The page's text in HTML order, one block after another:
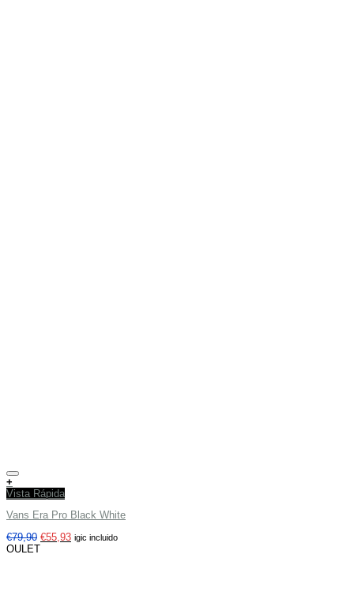
+
Vista Rápida
Vans Era Pro Black White
€79,90 €55,93 igic incluido
OULET